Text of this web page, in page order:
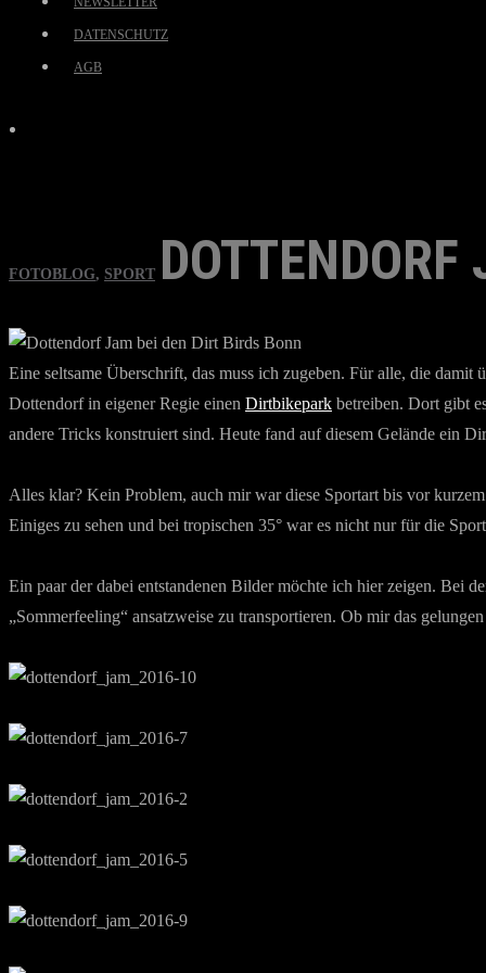
DATENSCHUTZ
AGB
FOTOBLOG, SPORT
Eine seltsame Überschrift, das muss ich zugeben. Für alle, die
Dottendorf in eigener Regie einen Dirtbikepark betreiben. Dort gibt
andere Tricks konstruiert sind. Heute fand auf diesem Gelände ein
Alles klar? Kein Problem, auch mir war diese Sportart bis vor
Einiges zu sehen und bei tropischen 35° war es nicht nur für die
Ein paar der dabei entstandenen Bilder möchte ich hier zeigen. Bei
„Sommerfeeling“ ansatzweise zu transportieren. Ob mir das